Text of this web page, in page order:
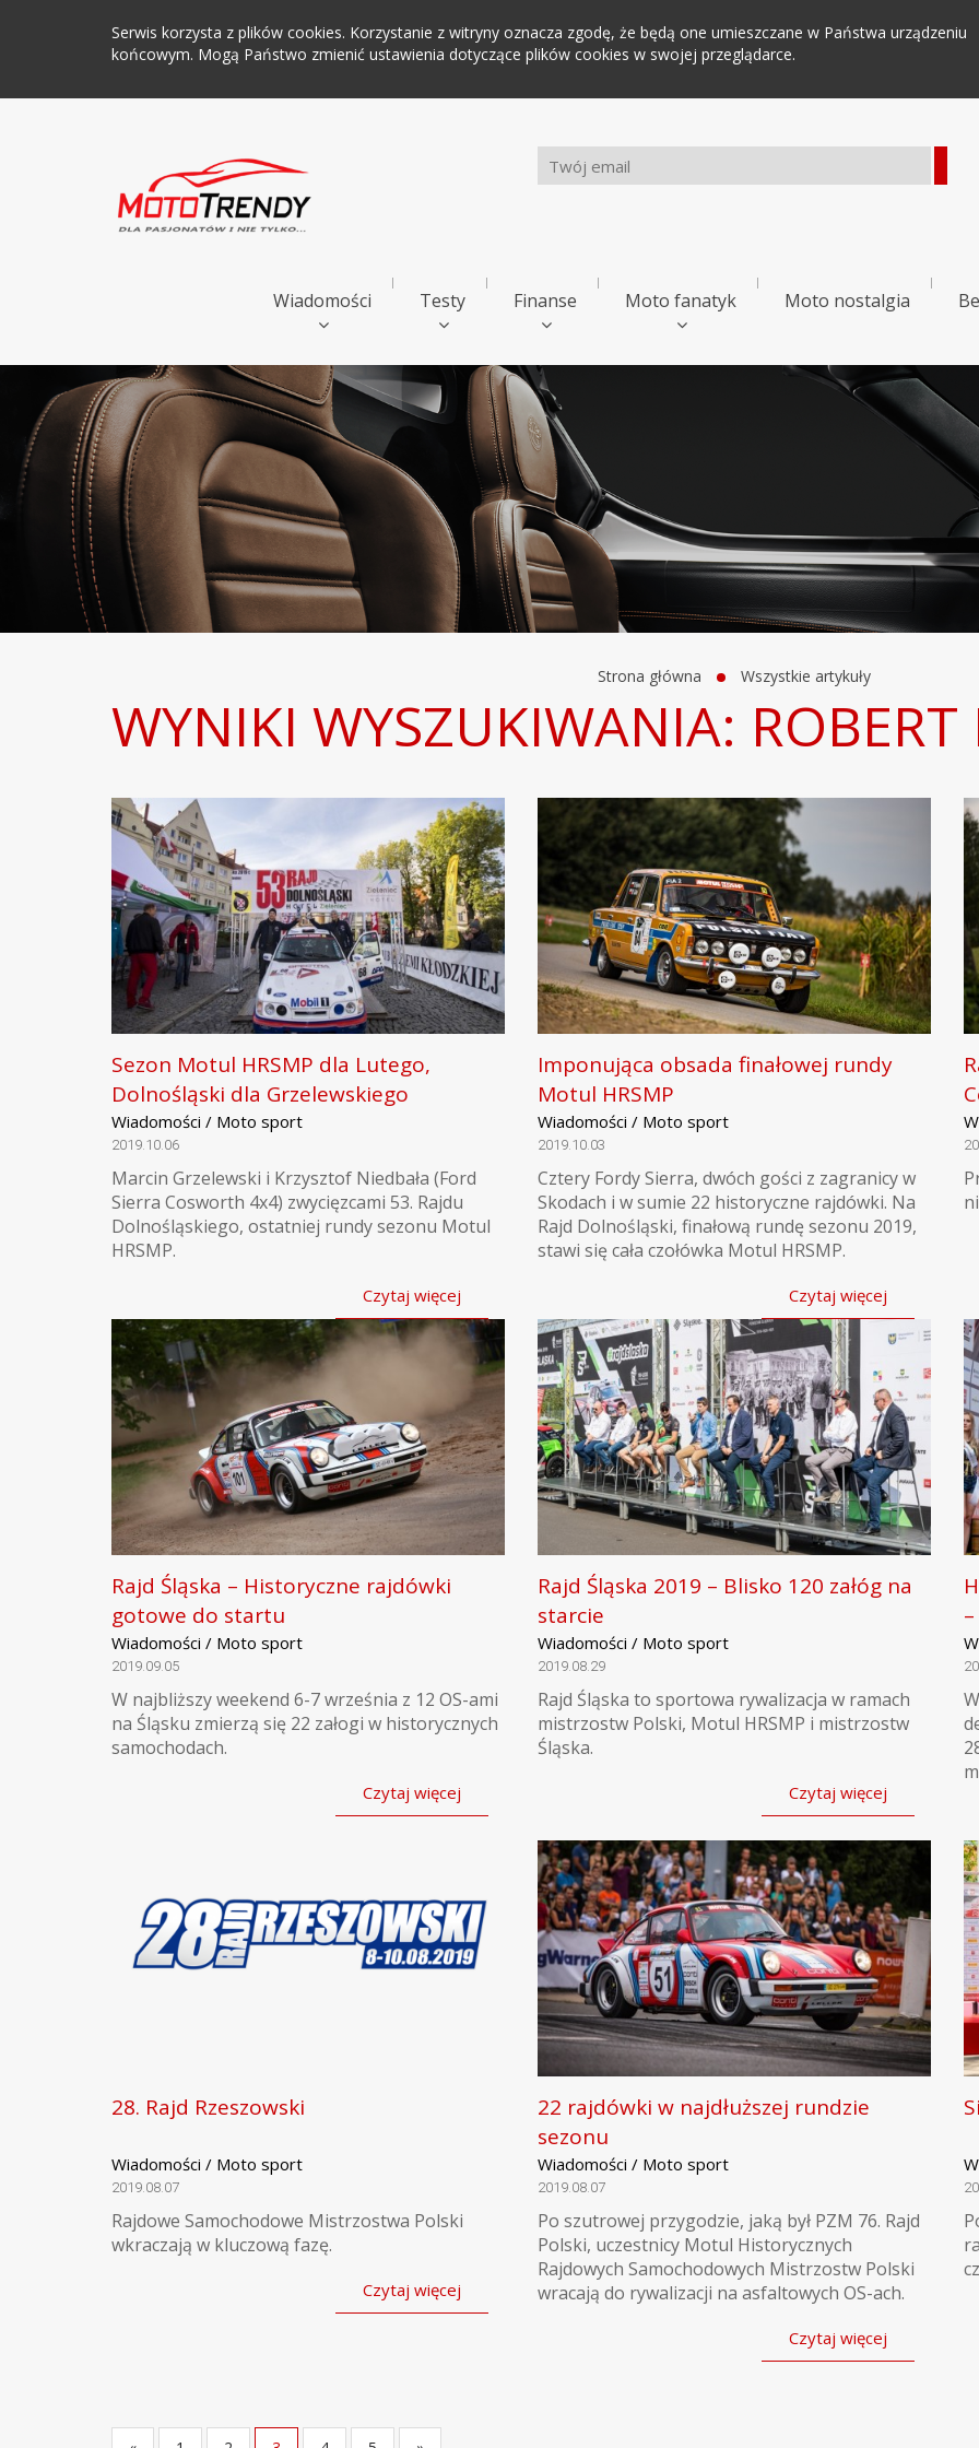
Serwis korzysta z plików cookies. Korzystanie z witryny oznacza zgodę, że będą one umieszczane w Państwa urządzeniu
końcowym. Mogą Państwo zmienić ustawienia dotyczące plików cookies w swojej przeglądarce.
Wiadomości Testy Finanse Moto fanatyk Moto nostalgia
Strona główna Wszystkie artykuły
WYNIKI WYSZUKIWANIA: ROBERT
Sezon Motul HRSMP dla Lutego,
Dolnośląski dla Grzelewskiego
Wiadomości / Moto sport
2019.10.06
Marcin Grzelewski i Krzysztof Niedbała (Ford
Sierra Cosworth 4x4) zwycięzcami 53. Rajdu
Dolnośląskiego, ostatniej rundy sezonu Motul
HRSMP.
Czytaj więcej
Imponująca obsada finałowej rundy
Motul HRSMP
Wiadomości / Moto sport
2019.10.03
Cztery Fordy Sierra, dwóch gości z zagranicy w
Skodach i w sumie 22 historyczne rajdówki. Na
Rajd Dolnośląski, finałową rundę sezonu 2019,
stawi się cała czołówka Motul HRSMP.
Czytaj więcej
Rajd Śląska – Historyczne rajdówki
gotowe do startu
Wiadomości / Moto sport
2019.09.05
W najbliższy weekend 6-7 września z 12 OS-ami
na Śląsku zmierzą się 22 załogi w historycznych
samochodach.
Czytaj więcej
Rajd Śląska 2019 – Blisko 120 załóg na
starcie
Wiadomości / Moto sport
2019.08.29
Rajd Śląska to sportowa rywalizacja w ramach
mistrzostw Polski, Motul HRSMP i mistrzostw
Śląska.
Czytaj więcej
28. Rajd Rzeszowski
Wiadomości / Moto sport
2019.08.07
Rajdowe Samochodowe Mistrzostwa Polski
wkraczają w kluczową fazę.
Czytaj więcej
22 rajdówki w najdłuższej rundzie
sezonu
Wiadomości / Moto sport
2019.08.07
Po szutrowej przygodzie, jaką był PZM 76. Rajd
Polski, uczestnicy Motul Historycznych
Rajdowych Samochodowych Mistrzostw Polski
wracają do rywalizacji na asfaltowych OS-ach.
Czytaj więcej